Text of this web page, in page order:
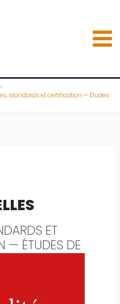
standards et certification — Études
ET
— ÉTUDES DE